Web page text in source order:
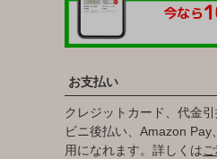
お支払い
クレジットカード、代金
ビニ後払い、Amazon Pay
用になれます。詳しくは